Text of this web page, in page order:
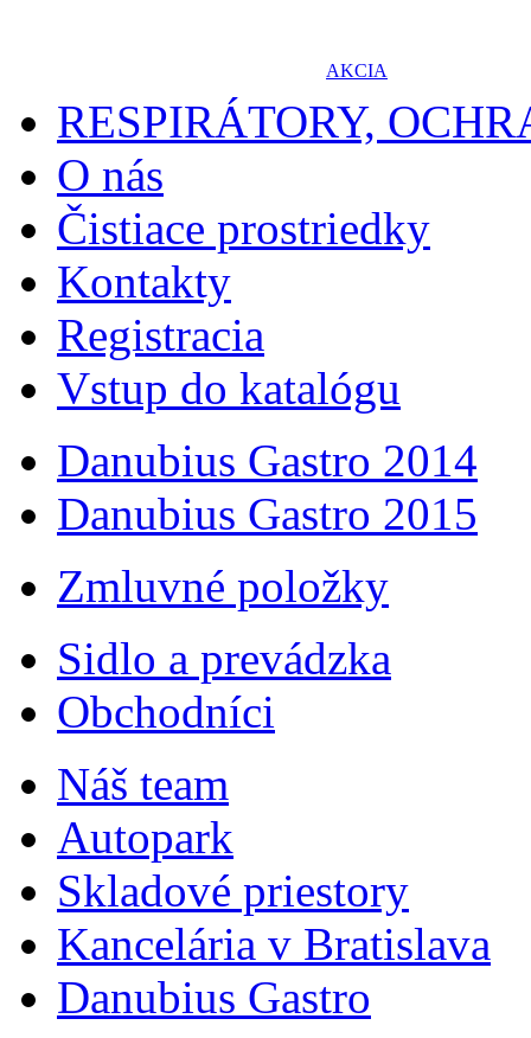
AKCIA
RESPIRÁTORY,
O nás
Čistiace prostriedky
Kontakty
Registracia
Vstup do katalógu
Danubius Gastro 2014
Danubius Gastro 2015
Zmluvné položky
Sidlo a prevádzka
Obchodníci
Náš team
Autopark
Skladové priestory
Kancelária v Bratislava
Danubius Gastro